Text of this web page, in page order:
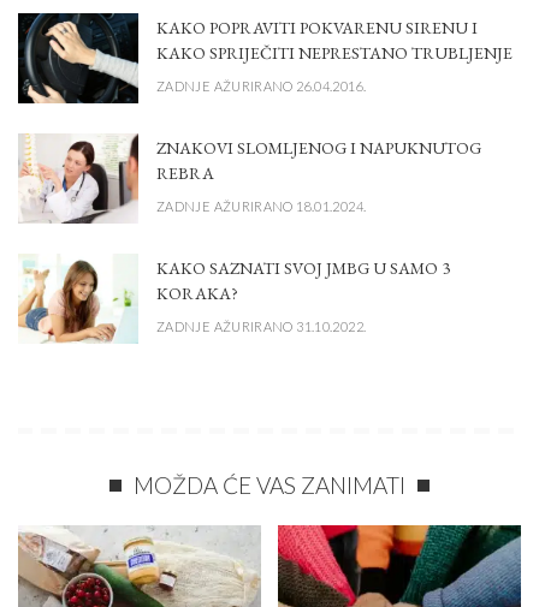
KAKO POPRAVITI POKVARENU SIRENU I
KAKO SPRIJEČITI NEPRESTANO TRUBLJENJE
ZADNJE AŽURIRANO 26.04.2016.
ZNAKOVI SLOMLJENOG I NAPUKNUTOG
REBRA
ZADNJE AŽURIRANO 18.01.2024.
KAKO SAZNATI SVOJ JMBG U SAMO 3
KORAKA?
ZADNJE AŽURIRANO 31.10.2022.
MOŽDA ĆE VAS ZANIMATI